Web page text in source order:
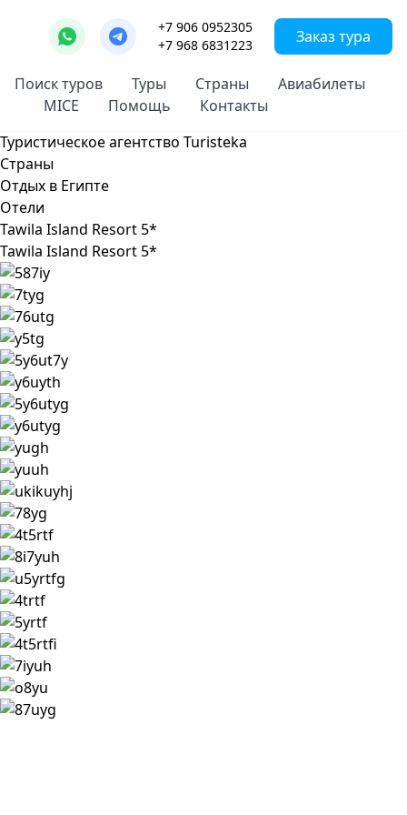
+7 906 0952305
+7 968 6831223
Заказ тура
Поиск туров Туры Страны
Авиабилеты
MICE
Помощь
Контакты
Туристическое агентство Turisteka
Страны
Отдых в Египте
Отели
Tawila Island Resort 5*
Tawila Island Resort 5*